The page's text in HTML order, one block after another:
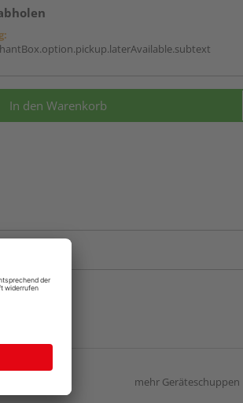
In den Warenkorb
mehr Geräteschuppen